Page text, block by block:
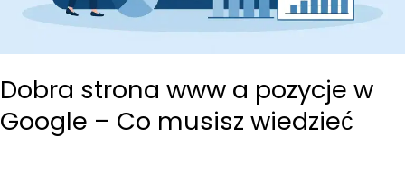
Dobra strona www a pozycje w
Google – Co musisz wiedzieć